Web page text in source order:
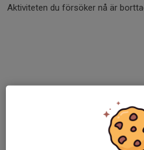
Aktiviteten du försöker nå är